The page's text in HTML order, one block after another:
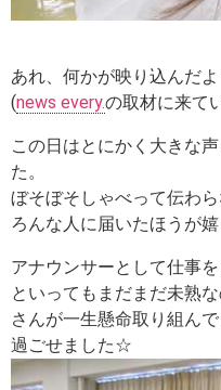
あれ、何かが映り込んだ
(news every.の取材に来て
この日はとにかく大きな
た。
ぼそぼそしゃべって伝わ
ろんな人に届いたほうが
アナウンサーとして仕事
といってもまだまだ未熟
さんが一生懸命取り組ん
過ごせました☆